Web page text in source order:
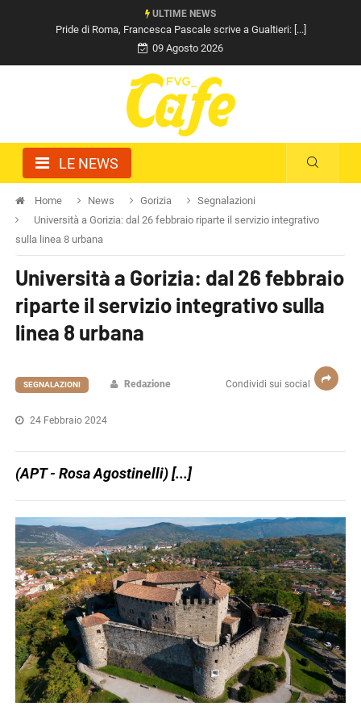
ULTIME NEWS
Pride di Roma, Francesca Pascale scrive a Gualtieri: [...]
09 Agosto 2026
LE NEWS
Home News Gorizia
Segnalazioni
Università a Gorizia: dal 26 febbraio riparte il servizio integrativo
sulla linea 8 urbana
Università a Gorizia: dal 26 febbraio
riparte il servizio integrativo sulla
linea 8 urbana
Condividi sui social
SEGNALAZIONI Redazione
24 Febbraio 2024
(APT - Rosa Agostinelli) [...]